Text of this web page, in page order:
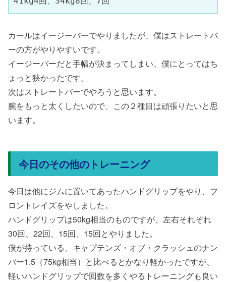
カールはイージーバーでやりましたが、僕はストレートバ
ーの方がやりやすいです。
イージーバーだと手幅が決まってしまい、僕にとってはち
ょっと狭かったです。
次はストレートバーでやろうと思います。
腕をもっと太くしたいので、この２種目は頑張りたいと思
います。
今日のその他のトレーニング
今日は他にジムに置いてあったハンドグリップをやり、フ
ロントレイズをやしました。
ハンドグリップは50kg相当のものですが、左右それぞれ
30回、22回、15回、15回とやりました。
僕が持っている、キャプテンズ・オブ・クラッシュのナン
バー1.5（75kg相当）と比べるとかなり軽かったですが、
軽いハンドグリップで回数を多くやるトレーニングも良い